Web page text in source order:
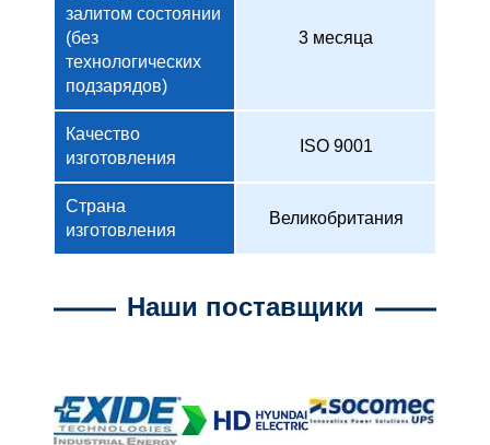
залитом состоянии
(без
технологических
подзарядов)
3 месяца
Качество
изготовления
ISO 9001
Страна
изготовления
Великобритания
Наши поставщики